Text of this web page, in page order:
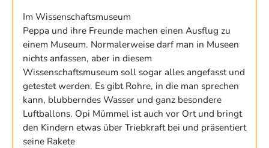
Im Wissenschaftsmuseum
Peppa und ihre Freunde machen einen Ausflug zu
einem Museum. Normalerweise darf man in Museen
nichts anfassen, aber in diesem
Wissenschaftsmuseum soll sogar alles angefasst und
getestet werden. Es gibt Rohre, in die man sprechen
kann, blubberndes Wasser und ganz besondere
Luftballons. Opi Mümmel ist auch vor Ort und bringt
den Kindern etwas über Triebkraft bei und präsentiert
seine Rakete